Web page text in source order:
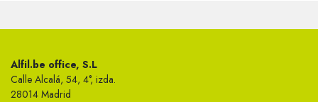
Alfil.be office, S.L
Calle Alcalá, 54, 4°, izda.
28014 Madrid